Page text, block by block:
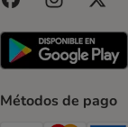
Métodos de pago